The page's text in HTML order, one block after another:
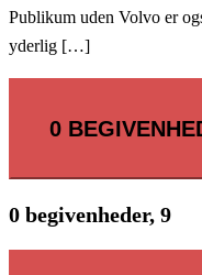
Publikum uden Volvo er
yderlig […]
0
0 begivenheder, 9